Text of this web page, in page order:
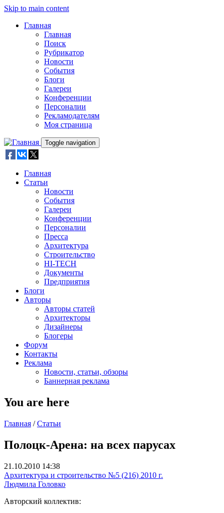
Skip to main content
Главная
Главная
Поиск
Рубрикатор
Новости
События
Блоги
Галереи
Конференции
Персоналии
Рекламодателям
Моя страница
Toggle navigation
Главная
Статьи
Новости
События
Галереи
Конференции
Персоналии
Пресса
Архитектура
Строительство
HI-TECH
Документы
Предприятия
Блоги
Авторы
Авторы статей
Архитекторы
Дизайнеры
Блогеры
Форум
Контакты
Реклама
Новости, статьи, обзоры
Баннерная реклама
You are here
Главная / Статьи
Полоцк-Арена: на всех парусах
21.10.2010 14:38
Архитектура и строительство №5 (216) 2010 г.
Людмила Головко
Авторский коллектив: